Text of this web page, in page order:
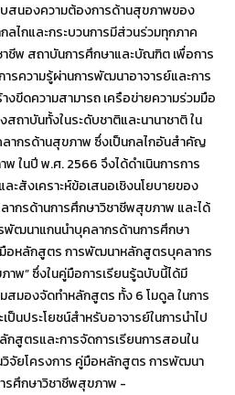
สนองความต้องการด้านสุขภาพของ
ไกและกระบวนการมีส่วนร่วมทุกภาค
ชีพ สถาบันการศึกษาและบัณฑิต เพื่อการ
รความรู้ผ่านการพัฒนาอาจารย์และการ
ขีดความสามารถ เครือข่ายความร่วมมือ
สถาบันทั้งในระดับชาติและนานาชาติ ใน
ากรด้านสุขภาพ ซึ่งเป็นกลไกอันสำคัญ
ในปี พ.ศ. 2566 จึงได้ดำเนินการการ
ะสังเคราะห์ข้อเสนอเชิงนโยบายของ
กรด้านการศึกษาวิชาชีพสุขภาพ และได้
พัฒนาแกนนำบุคลากรด้านการศึกษา
มือหลักสูตร การพัฒนาหลักสูตรบุคลากร
าพ” ซึ่งในคู่มือการเรียนรู้ฉบับนี้ได้มี
มองจัดทำหลักสูตร ทั้ง 6 โมดูล ในการ
นประโยชน์สำหรับอาจารย์ในการนำไป
กสูตรและการจัดการเรียนการสอนใน
วิจัยโครงการ คู่มือหลักสูตร การพัฒนา
รศึกษาวิชาชีพสุขภาพ -